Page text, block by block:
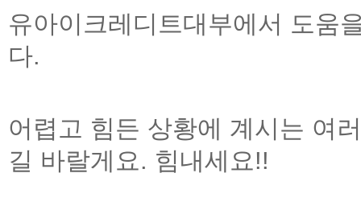
유아이크레디트대부에서 도움
다.
어렵고 힘든 상황에 계시는 여
길 바랄게요. 힘내세요!!